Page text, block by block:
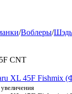
/Воблеры/
CNT